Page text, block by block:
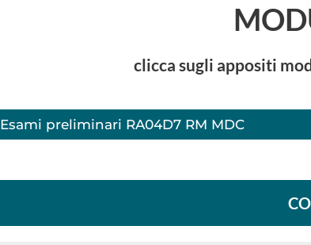
clicca sugli appositi
Esami preliminari RA04D7 RM MDC